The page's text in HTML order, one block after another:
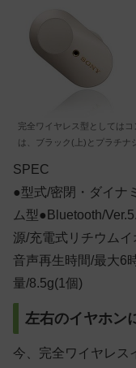
完全ワイヤレス型としては
は、ブラック(上)とプラチナ
SPEC
●型式/密閉・ダイナ
ム型●Bluetooth/
源/充電式リチウム
音声再生時間/最大6
量/8.5g(1個)
左右のイヤホン
今、完全ワイヤレス